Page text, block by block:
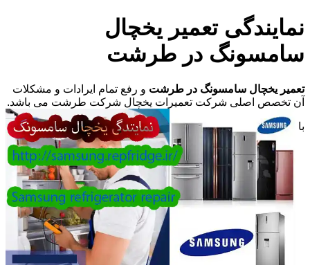
نمایندگی تعمیر یخچال
سامسونگ در طرشت
تعمیر یخچال سامسونگ در طرشت و رفع تمام ایرادات و مشکلات
آن تخصص اصلی شرکت تعمیرات یخچال شرکت طرشت می باشد.
با